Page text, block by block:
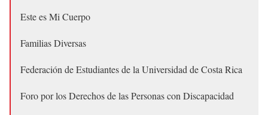
Este es Mi Cuerpo
Familias Diversas
Federación de Estudiantes de la Universidad de Costa Rica
Foro por los Derechos de las Personas con Discapacidad